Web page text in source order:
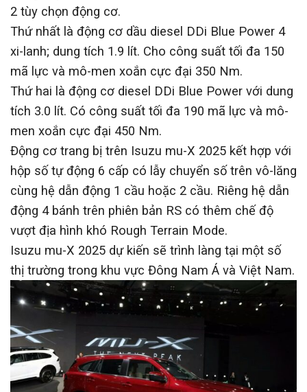
2 tùy chọn động cơ.
Thứ nhất là động cơ dầu diesel DDi Blue Power 4
xi-lanh; dung tích 1.9 lít. Cho công suất tối đa 150
mã lực và mô-men xoắn cực đại 350 Nm.
Thứ hai là động cơ diesel DDi Blue Power với dung
tích 3.0 lít. Có công suất tối đa 190 mã lực và mô-
men xoắn cực đại 450 Nm.
Động cơ trang bị trên Isuzu mu-X 2025 kết hợp với
hộp số tự động 6 cấp có lẫy chuyển số trên vô-lăng
cùng hệ dẫn động 1 cầu hoặc 2 cầu. Riêng hệ dẫn
động 4 bánh trên phiên bản RS có thêm chế độ
vượt địa hình khó Rough Terrain Mode.
Isuzu mu-X 2025 dự kiến sẽ trình làng tại một số
thị trường trong khu vực Đông Nam Á và Việt Nam.